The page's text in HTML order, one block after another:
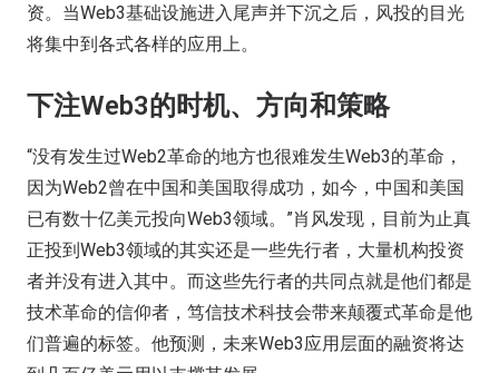
资。当Web3基础设施进入尾声并下沉之后，风投的目光
将集中到各式各样的应用上。
下注Web3的时机、方向和策略
“没有发生过Web2革命的地方也很难发生Web3的革命，
因为Web2曾在中国和美国取得成功，如今，中国和美国
已有数十亿美元投向Web3领域。”肖风发现，目前为止真
正投到Web3领域的其实还是一些先行者，大量机构投资
者并没有进入其中。而这些先行者的共同点就是他们都是
技术革命的信仰者，笃信技术科技会带来颠覆式革命是他
们普遍的标签。他预测，未来Web3应用层面的融资将达